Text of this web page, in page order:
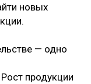
новых
— одно
продукции